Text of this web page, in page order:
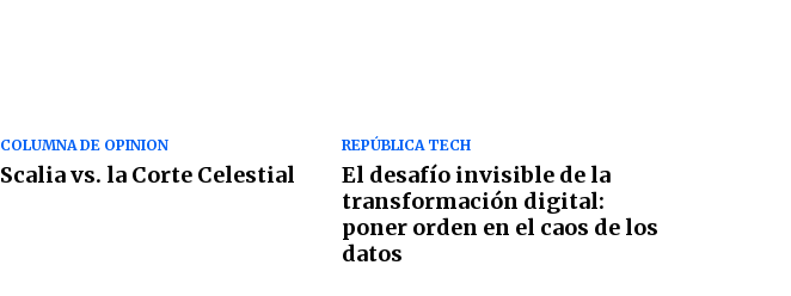
COLUMNA DE OPINION
Scalia vs. la Corte Celestial
REPÚBLICA TECH
El desafío invisible de la
transformación digital:
poner orden en el caos de los
datos